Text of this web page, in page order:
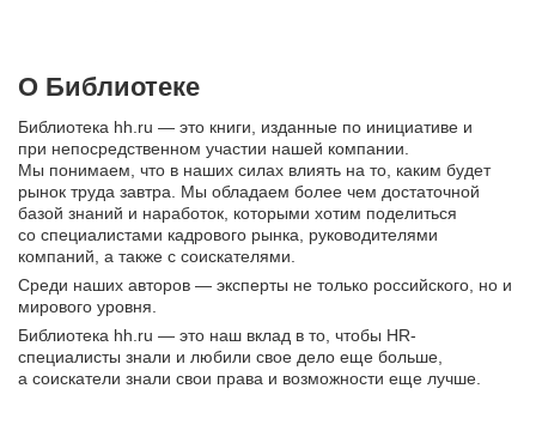
О Библиотеке
Библиотека hh.ru — это книги, изданные по инициативе и
при непосредственном участии нашей компании.
Мы понимаем, что в наших силах влиять на то, каким будет
рынок труда завтра. Мы обладаем более чем достаточной
базой знаний и наработок, которыми хотим поделиться
со специалистами кадрового рынка, руководителями
компаний, а также с соискателями.
Среди наших авторов — эксперты не только российского, но и
мирового уровня.
Библиотека hh.ru — это наш вклад в то, чтобы HR-
специалисты знали и любили свое дело еще больше,
а соискатели знали свои права и возможности еще лучше.